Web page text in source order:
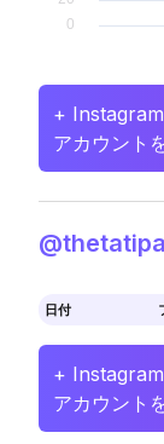
+
アカウント
日付
+
アカウント